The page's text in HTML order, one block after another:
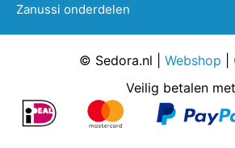
Zanussi onderdelen
© Sedora.nl | Webshop
Veilig betalen met